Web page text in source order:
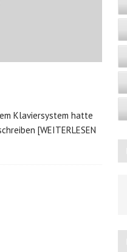
Klaviersystem hatte
[WEITERLESEN